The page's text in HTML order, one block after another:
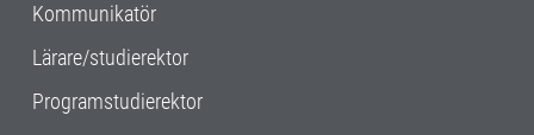
Kommunikatör
Lärare/studierektor
Programstudierektor